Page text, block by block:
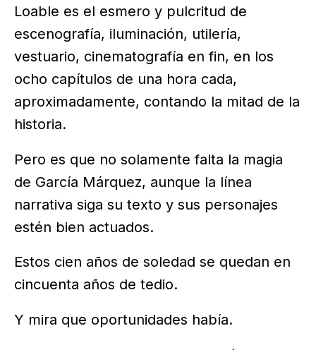
Loable es el esmero y pulcritud de
escenografía, iluminación, utilería,
vestuario, cinematografía en fin, en los
ocho capítulos de una hora cada,
aproximadamente, contando la mitad de la
historia.
Pero es que no solamente falta la magia
de García Márquez, aunque la línea
narrativa siga su texto y sus personajes
estén bien actuados.
Estos cien años de soledad se quedan en
cincuenta años de tedio.
Y mira que oportunidades había.